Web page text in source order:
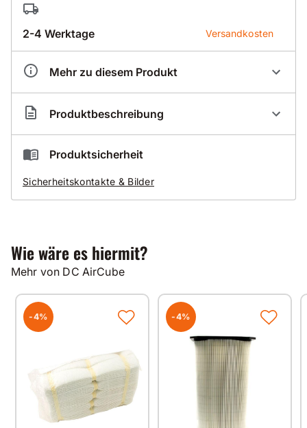
2-4 Werktage Versandkosten
Mehr zu diesem Produkt
Artikelnummer
DC000035
280 mm
Produktbeschreibung
DUSTCONTROL Schlauchbox für DC AirCube 1200 Ø
Viren
in geschlossenen Räumen
Produktsicherheit
Sicherheitskontakte & Bilder
Wie wäre es hiermit?
Mehr von DC AirCube
-4% -4%